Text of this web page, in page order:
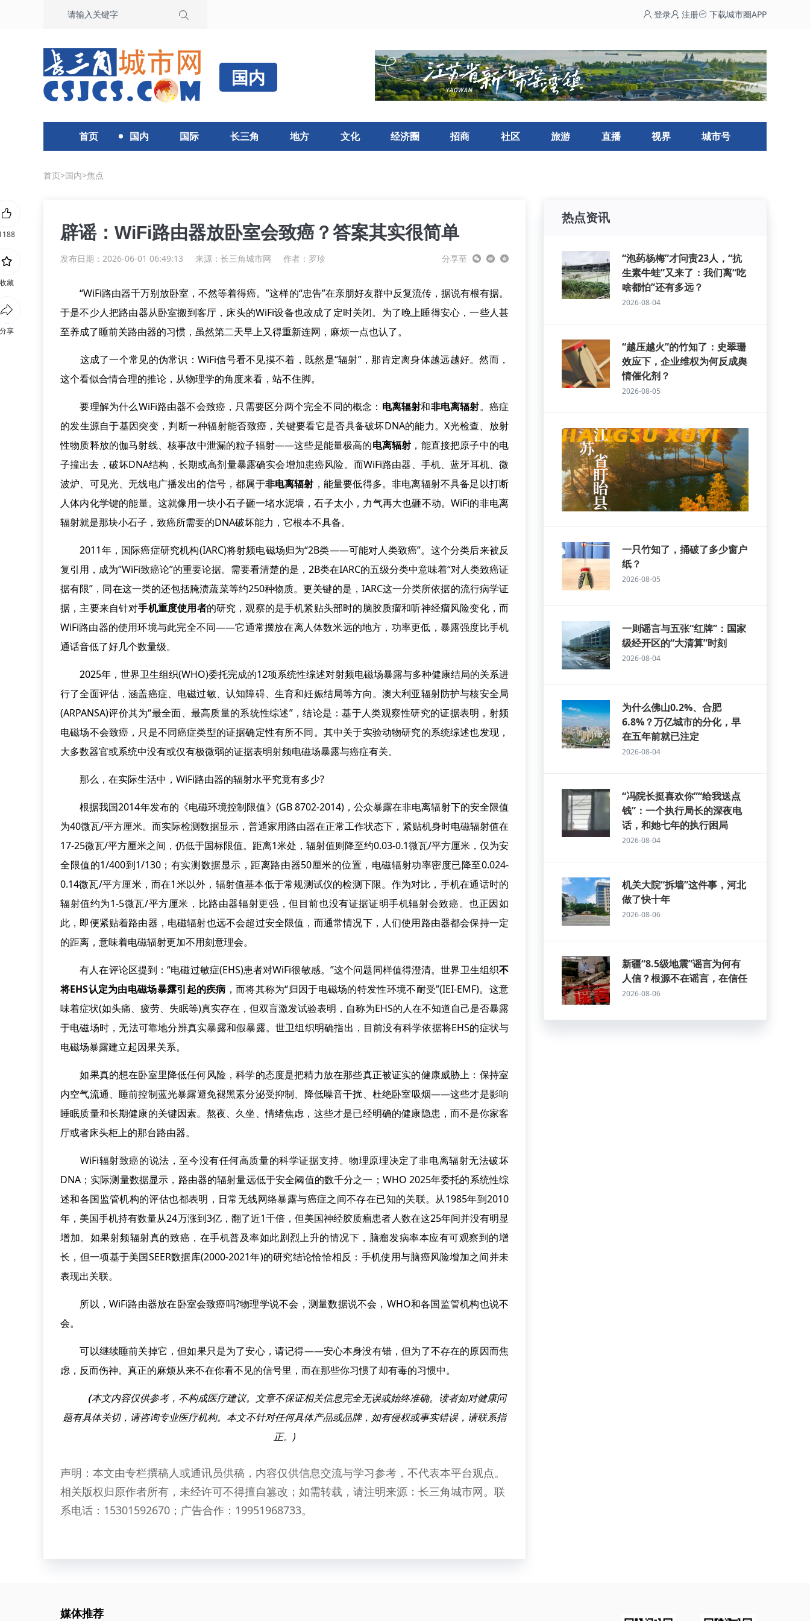
登录 注册 下载城市圈APP
国内
首页 国内 国际 长三角 地方 文化 经济圈 招商 社区 旅游 直播 视界 城市号
首页>国内>焦点
辟谣：WiFi路由器放卧室会致癌？答案其实很简单
发布日期：2026-06-01 06:49:13 来源： 长三角城市网 作者： 罗珍 分享至
“WiFi路由器千万别放卧室，不然等着得癌。”这样的“忠告”在亲朋好友群中反复流传，据说有根有据。
于是不少人把路由器从卧室搬到客厅，床头的WiFi设备也改成了定时关闭。为了晚上睡得安心，一些人甚
至养成了睡前关路由器的习惯，虽然第二天早上又得重新连网，麻烦一点也认了。
这成了一个常见的伪常识：WiFi信号看不见摸不着，既然是“辐射”，那肯定离身体越远越好。然而，
这个看似合情合理的推论，从物理学的角度来看，站不住脚。
要理解为什么WiFi路由器不会致癌，只需要区分两个完全不同的概念： 电离辐射和非电离辐射。癌症
的发生源自于基因突变，判断一种辐射能否致癌，关键要看它是否具备破坏DNA的能力。X光检查、放射
性物质释放的伽马射线、核事故中泄漏的粒子辐射——这些是能量极高的电离辐射 ，能直接把原子中的电
子撞出去，破坏DNA结构，长期或高剂量暴露确实会增加患癌风险。而WiFi路由器、手机、蓝牙耳机、微
波炉、可见光、无线电广播发出的信号，都属于非电离辐射 ，能量要低得多。非电离辐射不具备足以打断
人体内化学键的能量。这就像用一块小石子砸一堵水泥墙，石子太小，力气再大也砸不动。WiFi的非电离
辐射就是那块小石子，致癌所需要的DNA破坏能力，它根本不具备。
2011年，国际癌症研究机构(IARC)将射频电磁场归为“2B类——可能对人类致癌”。这个分类后来被反
复引用，成为“WiFi致癌论”的重要论据。需要看清楚的是，2B类在IARC的五级分类中意味着“对人类致癌证
据有限”，同在这一类的还包括腌渍蔬菜等约250种物质。更关键的是，IARC这一分类所依据的流行病学证
据，主要来自针对手机重度使用者的研究，观察的是手机紧贴头部时的脑胶质瘤和听神经瘤风险变化，而
WiFi路由器的使用环境与此完全不同——它通常摆放在离人体数米远的地方，功率更低，暴露强度比手机
通话音低了好几个数量级。
2025年，世界卫生组织(WHO)委托完成的12项系统性综述对射频电磁场暴露与多种健康结局的关系进
行了全面评估，涵盖癌症、电磁过敏、认知障碍、生育和妊娠结局等方向。澳大利亚辐射防护与核安全局
(ARPANSA)评价其为“最全面、最高质量的系统性综述”，结论是：基于人类观察性研究的证据表明，射频
电磁场不会致癌，只是不同癌症类型的证据确定性有所不同。其中关于实验动物研究的系统综述也发现，
大多数器官或系统中没有或仅有极微弱的证据表明射频电磁场暴露与癌症有关。
那么，在实际生活中，WiFi路由器的辐射水平究竟有多少?
根据我国2014年发布的《电磁环境控制限值》(GB 8702-2014)，公众暴露在非电离辐射下的安全限值
为40微瓦/平方厘米。而实际检测数据显示，普通家用路由器在正常工作状态下，紧贴机身时电磁辐射值在
17-25微瓦/平方厘米之间，仍低于国标限值。距离1米处，辐射值则降至约0.03-0.1微瓦/平方厘米，仅为安
全限值的1/400到1/130；有实测数据显示，距离路由器50厘米的位置，电磁辐射功率密度已降至0.024-
0.14微瓦/平方厘米，而在1米以外，辐射值基本低于常规测试仪的检测下限。作为对比，手机在通话时的
辐射值约为1-5微瓦/平方厘米，比路由器辐射更强，但目前也没有证据证明手机辐射会致癌。也正因如
此，即便紧贴着路由器，电磁辐射也远不会超过安全限值，而通常情况下，人们使用路由器都会保持一定
的距离，意味着电磁辐射更加不用刻意理会。
有人在评论区提到：“电磁过敏症(EHS)患者对WiFi很敏感。”这个问题同样值得澄清。世界卫生组织不
将EHS认定为由电磁场暴露引起的疾病 ，而将其称为“归因于电磁场的特发性环境不耐受”(IEI-EMF)。这意
味着症状(如头痛、疲劳、失眠等)真实存在，但双盲激发试验表明，自称为EHS的人在不知道自己是否暴露
于电磁场时，无法可靠地分辨真实暴露和假暴露。世卫组织明确指出，目前没有科学依据将EHS的症状与
电磁场暴露建立起因果关系。
如果真的想在卧室里降低任何风险，科学的态度是把精力放在那些真正被证实的健康威胁上：保持室
内空气流通、睡前控制蓝光暴露避免褪黑素分泌受抑制、降低噪音干扰、杜绝卧室吸烟——这些才是影响
睡眠质量和长期健康的关键因素。熬夜、久坐、情绪焦虑，这些才是已经明确的健康隐患，而不是你家客
厅或者床头柜上的那台路由器。
WiFi辐射致癌的说法，至今没有任何高质量的科学证据支持。物理原理决定了非电离辐射无法破坏
DNA；实际测量数据显示，路由器的辐射量远低于安全阈值的数千分之一；WHO 2025年委托的系统性综
述和各国监管机构的评估也都表明，日常无线网络暴露与癌症之间不存在已知的关联。从1985年到2010
年，美国手机持有数量从24万涨到3亿，翻了近1千倍，但美国神经胶质瘤患者人数在这25年间并没有明显
增加。如果射频辐射真的致癌，在手机普及率如此剧烈上升的情况下，脑瘤发病率本应有可观察到的增
长，但一项基于美国SEER数据库(2000-2021年)的研究结论恰恰相反：手机使用与脑癌风险增加之间并未
表现出关联。
所以，WiFi路由器放在卧室会致癌吗?物理学说不会，测量数据说不会，WHO和各国监管机构也说不
会。
可以继续睡前关掉它，但如果只是为了安心，请记得——安心本身没有错，但为了不存在的原因而焦
虑，反而伤神。真正的麻烦从来不在你看不见的信号里，而在那些你习惯了却有毒的习惯中。
（本文内容仅供参考，不构成医疗建议。文章不保证相关信息完全无误或始终准确。读者如对健康问
题有具体关切，请咨询专业医疗机构。本文不针对任何具体产品或品牌，如有侵权或事实错误，请联系指
正。)
声明：本文由专栏撰稿人或通讯员供稿，内容仅供信息交流与学习参考，不代表本平台观点。
相关版权归原作者所有，未经许可不得擅自篡改；如需转载，请注明来源：长三角城市网。联
系电话：15301592670；广告合作：19951968733。
热点资讯
“泡药杨梅”才问责23人，“抗
生素牛蛙”又来了：我们离“吃
啥都怕”还有多远？
2026-08-04
“越压越火”的竹知了：史翠珊
效应下，企业维权为何反成舆
情催化剂？
2026-08-05
一只竹知了，捅破了多少窗户
纸？
2026-08-05
一则谣言与五张“红牌”：国家
级经开区的“大清算”时刻
2026-08-04
为什么佛山0.2%、合肥
6.8%？万亿城市的分化，早
在五年前就已注定
2026-08-04
“冯院长挺喜欢你”“给我送点
钱”：一个执行局长的深夜电
话，和她七年的执行困局
2026-08-04
机关大院“拆墙”这件事，河北
做了快十年
2026-08-06
新疆“8.5级地震”谣言为何有
人信？根源不在谣言，在信任
2026-08-06
收藏
分享
媒体推荐